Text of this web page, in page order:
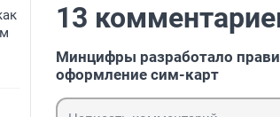
13
Минцифры разработало
оформление сим-карт